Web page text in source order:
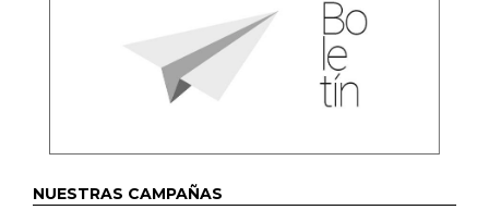
NUESTRAS CAMPAÑAS